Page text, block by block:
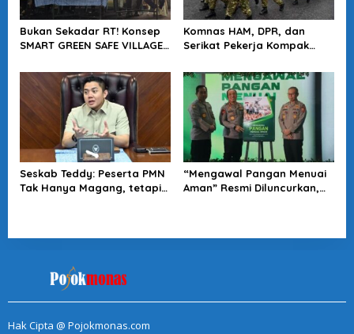
Bukan Sekadar RT! Konsep
SMART GREEN SAFE VILLAGE
Depan Kota
Komnas HAM, DPR, dan
Serikat Pekerja Kompak
KDMP Diusut
Seskab Teddy: Peserta PMN
Tak Hanya Magang, tetapi
“Mengawal Pangan Menuai
Aman” Resmi Diluncurkan,
Hak Cipta @ Pojokmonas.com